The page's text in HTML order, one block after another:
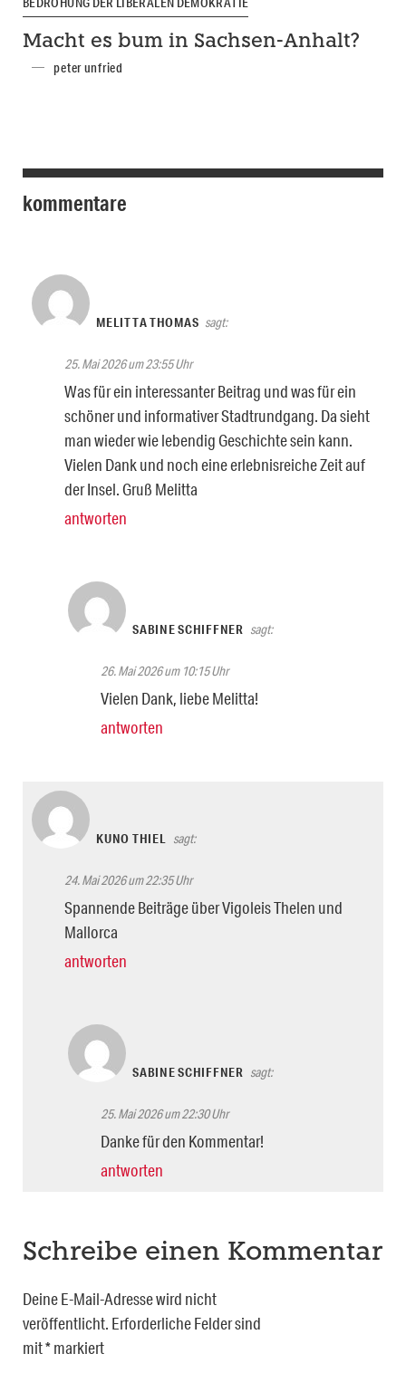
Macht es bum in Sachsen-Anhalt?
peter unfried
kommentare
MELITTA THOMAS sagt:
25. Mai 2026 um 23:55 Uhr
Was für ein interessanter Beitrag und was für ein
schöner und informativer Stadtrundgang. Da sieht
man wieder wie lebendig Geschichte sein kann.
Vielen Dank und noch eine erlebnisreiche Zeit auf
der Insel. Gruß Melitta
antworten
SABINE SCHIFFNER sagt:
26. Mai 2026 um 10:15 Uhr
Vielen Dank, liebe Melitta!
antworten
KUNO THIEL sagt:
24. Mai 2026 um 22:35 Uhr
Spannende Beiträge über Vigoleis Thelen und
Mallorca
antworten
SABINE SCHIFFNER sagt:
25. Mai 2026 um 22:30 Uhr
Danke für den Kommentar!
antworten
Schreibe einen Kommentar
Deine E-Mail-Adresse wird nicht
veröffentlicht. Erforderliche Felder sind
mit*markiert